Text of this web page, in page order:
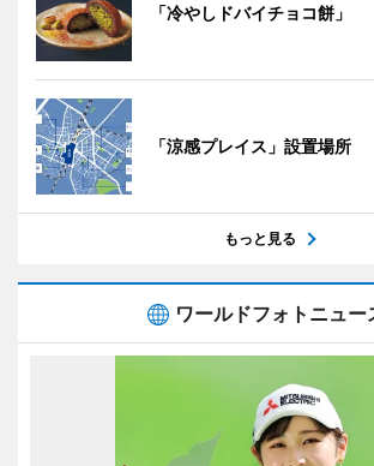
「冷やしドバイチョコ餅」
「涼感プレイス」設置場所
もっと見る
ワールドフォトニュー